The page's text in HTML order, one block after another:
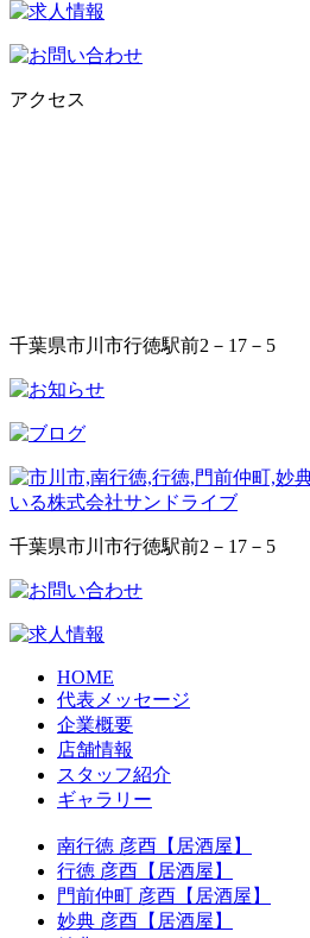
アクセス
千葉県市川市行徳駅前2－17－5
千葉県市川市行徳駅前2－17－5
HOME
代表メッセージ
企業概要
店舗情報
スタッフ紹介
ギャラリー
南行徳 彦酉【居酒屋】
行徳 彦酉【居酒屋】
門前仲町 彦酉【居酒屋】
妙典 彦酉【居酒屋】